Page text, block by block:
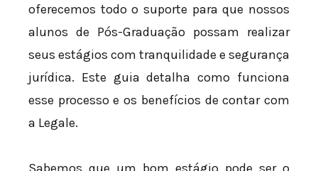
oferecemos todo o suporte para que nossos
alunos de Pós-Graduação possam realizar
seus estágios com tranquilidade e segurança
jurídica. Este guia detalha como funciona
esse processo e os benefícios de contar com
a Legale.